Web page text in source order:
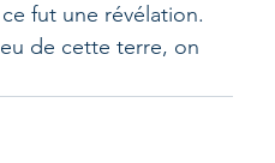
fut une révélation.
de cette terre, on